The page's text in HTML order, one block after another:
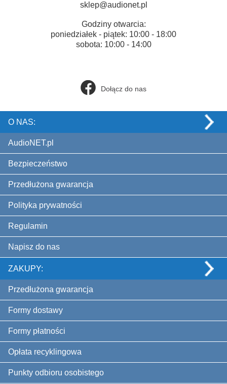
sklep@audionet.pl
Godziny otwarcia:
poniedziałek - piątek: 10:00 - 18:00
sobota: 10:00 - 14:00
Dołącz do nas
O NAS:
AudioNET.pl
Bezpieczeństwo
Przedłużona gwarancja
Polityka prywatności
Regulamin
Napisz do nas
ZAKUPY:
Przedłużona gwarancja
Formy dostawy
Formy płatności
Opłata recyklingowa
Punkty odbioru osobistego